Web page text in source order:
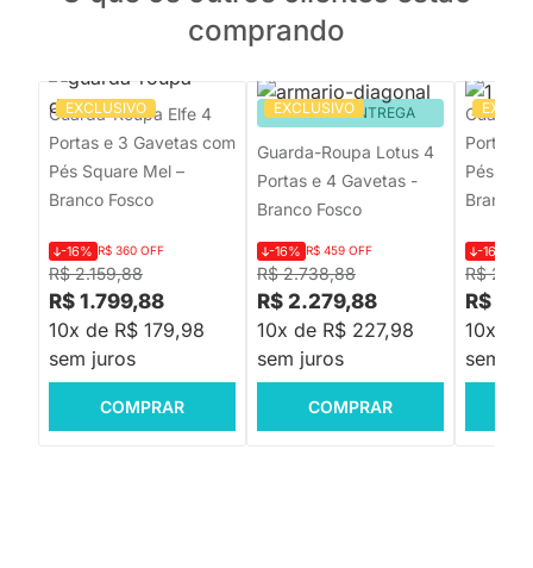
comprando
EXCLUSIVO
Guarda-Roupa Elfe 4
Portas e 3 Gavetas com
Pés Square Mel –
Branco Fosco
R$ 2.159,88
-16% R$ 360 OFF
R$ 1.799,88
10x de R$ 179,98
sem juros
COMPRAR
EXCLUSIVO
PRONTA ENTREGA
Guarda-Roupa Lotus 4
Portas e 4 Gavetas -
Branco Fosco
R$ 2.738,88
-16% R$ 459 OFF
R$ 2.279,88
10x de R$ 227,98
sem juros
COMPRAR
Portas
Pés
Branco
R$
-16%
R$
10x de
sem